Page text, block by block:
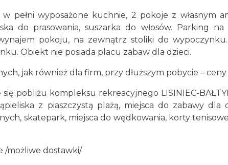
w pełni wyposażone kuchnie, 2 pokoje z własnym
do prasowania, suszarka do włosów. Parking
pokoju, na zewnątrz stoliki do
Obiekt nie posiada placu zabaw dla dzieci.
jak również dla firm, przy dłuższym pobycie –
pobliżu kompleksu rekreacyjnego LISINIEC-
z piaszczystą plażą, miejsca do zabawy dla
skatepark, miejsca do wędkowania, korty
/możliwe dostawki/